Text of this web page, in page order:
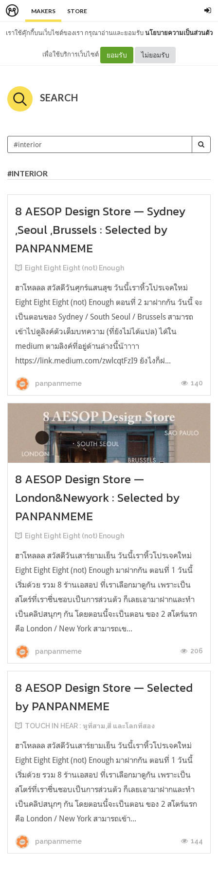
MAKERS STORE
เราใช้คุ๊กกี้บนเว็บไซต์ของเรา กรุณาอ่านและยอมรับนโยบายความเป็นส่วนตัว
เพื่อใช้บริการเว็บไซต์ ยอมรับ ไม่ยอมรับ
SEARCH
#INTERIOR
8 AESOP Design Store — Sydney
,Seoul ,Brussels : Selected by
PANPANMEME
Eight Eight Eight (not) Enough
ฮาโหลลล สวัสดีวันศุกร์แสนสุข วันนี้เราหิ้วโปรเจคใหม่
Eight Eight Eight (not) Enough ตอนที่ 2 มาฝากกัน วันนี้ จะ
เป็นตอนของ Sydney / South Seoul / Brussels สามารถ
เข้าไปดูลิงค์ตัวเต็มบทความ (ที่ยังไม่ได้แปล) ได้ใน
medium ตามลิงค์ที่อยู่ด้านล่างนี้น๊าาาา
https://link.medium.com/zwlcqtFzI9 ยังไงก็ฝ...
panpanmeme 140
8 AESOP Design Store —
London&Newyork : Selected by
PANPANMEME
Eight Eight Eight (not) Enough
ฮาโหลลล สวัสดีวันเสาร์ยามเย็น วันนี้เราหิ้วโปรเจคใหม่
Eight Eight Eight (not) Enough มาฝากกัน ตอนที่ 1 วันนี้
เริ่มด้วย รวม 8 ร้านเอสอป ที่เราเลือกมาดูกัน เพราะเป็น
สโตร์ที่เราชื่นชอบเป็นการส่วนตัว ก็เลยเอามาฝากและทำ
เป็นคลิปสนุกๆ กัน โดยตอนนี้จะเป็นตอน ของ 2 สโตร์แรก
คือ London / New York สามารถเข...
panpanmeme 206
8 AESOP Design Store — Selected
by PANPANMEME
TOUCH IN HEAR : หูที่สาม,สี่ และโลกที่สอง
ฮาโหลลล สวัสดีวันเสาร์ยามเย็น วันนี้เราหิ้วโปรเจคใหม่
Eight Eight Eight (not) Enough มาฝากกัน ตอนที่ 1 วันนี้
เริ่มด้วย รวม 8 ร้านเอสอป ที่เราเลือกมาดูกัน เพราะเป็น
สโตร์ที่เราชื่นชอบเป็นการส่วนตัว ก็เลยเอามาฝากและทำ
เป็นคลิปสนุกๆ กัน โดยตอนนี้จะเป็นตอน ของ 2 สโตร์แรก
คือ London / New York สามารถเข้า...
panpanmeme 144